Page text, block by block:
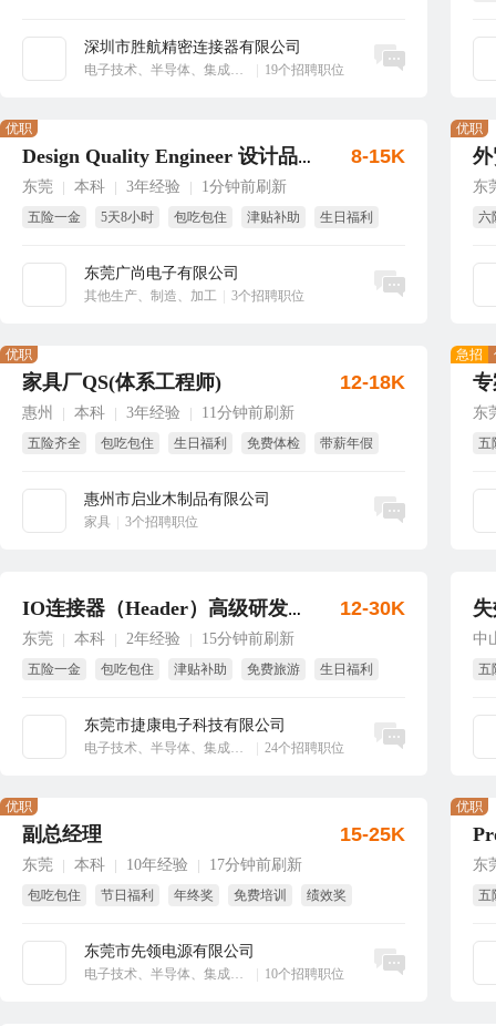
深圳市胜航精密连接器有限公司
电子技术、半导体、集成电路 19个招聘职位
立即沟通
Design Quality Engineer 设计品质工程师
东莞 本科 3年经验 1分钟前刷新
五险一金 5天8小时 包吃包住 津贴补助
生日福利
东莞广尚电子有限公司
其他生产、制造、加工 3个招聘职位
优职
8-15K
立即沟通
东
六
优职
家具厂QS(体系工程师)
惠州 本科 3年经验 11分钟前刷新
五险齐全 包吃包住 生日福利 免费体检 带薪年假
惠州市启业木制品有限公司
家具 3个招聘职位
优职
12-18K
立即沟通
东
五
急招
IO连接器（Header）高级研发工程师
东莞 本科 2年经验 15分钟前刷新
五险一金 包吃包住 津贴补助 免费旅游
生日福利
东莞市捷康电子科技有限公司
电子技术、半导体、集成电路 24个招聘职位
12-30K
立即沟通
中
五
副总经理
东莞 本科 10年经验 17分钟前刷新
包吃包住 节日福利 年终奖 免费培训
绩效奖
东莞市先领电源有限公司
电子技术、半导体、集成电路 10个招聘职位
优职
15-25K
立即沟通
东
五
优职